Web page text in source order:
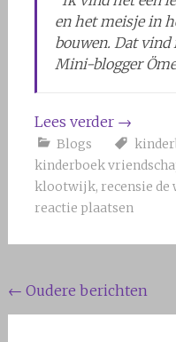
en het meisje in
bouwen. Dat vind
Mini-blogger
Lees verder →
Blogs
kinderboek
klootwijk, recensie de
reactie plaatsen
Berichten
navigatie
← Oudere berichten